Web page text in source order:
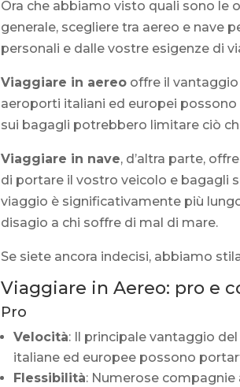
Ora che abbiamo visto quali sono le
generale, scegliere tra aereo e nave
personali e dalle vostre esigenze di
Viaggiare in aereo offre il
aeroporti italiani ed europei
sui bagagli potrebbero limitare ciò
Viaggiare in nave, d’altra parte,
di portare il vostro veicolo e bagagli
viaggio è significativamente più
disagio a chi soffre di mal di mare.
Se siete ancora indecisi, abbiamo
Viaggiare in Aereo: pro e
Pro
Velocità: Il principale vantaggio
italiane ed europee possono
Flessibilità: Numerose